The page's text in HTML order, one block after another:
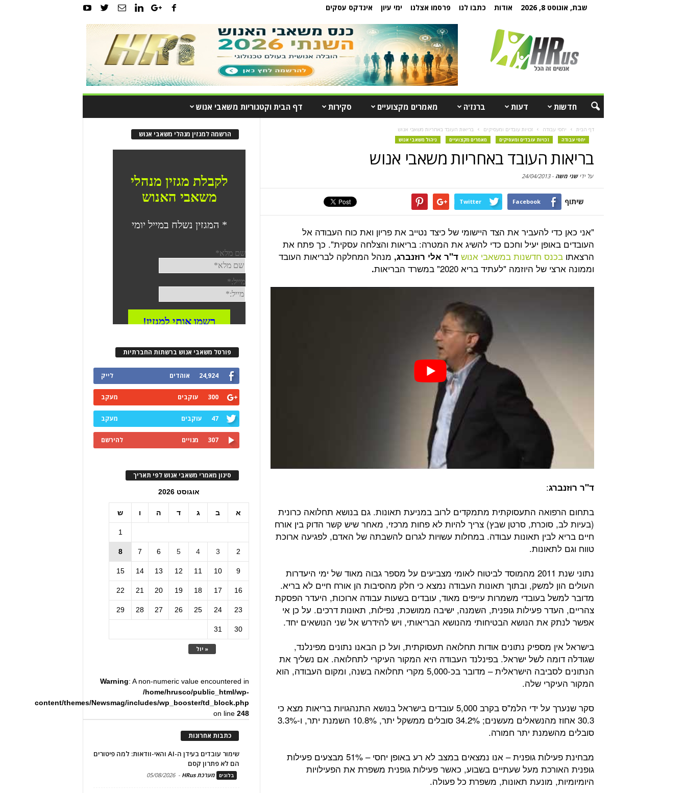
שבת, אוגוסט 8, 2026 אודות כתבו לנו פרסמו אצלנו ימי עיון אינדקס עסקים
חדשות דעות ברנז'ה מאמרים מקצועיים סקירות דף הבית וקטגוריות משאבי אנוש
דף הבית יחסי עבודה זכויות עובדים ומעסיקים בריאות העובד באחריות משאבי אנוש
יחסי עבודה זכויות עובדים ומעסיקים מאמרים מקצועיים ניהול משאבי אנוש
בריאות העובד באחריות משאבי אנוש
על ידישני משה -
24/04/2013
שיתוף Facebook
Twitter
"אני כאן כדי להעביר את הצד היישומי של כיצד נטייב את פריון ואת כוח העבודה אל
העובדים באופן יעיל וחכם כדי להשיג את המטרה: בריאות והצלחה עסקית". כך פתח את
הרצאתו בכנס חדשנות במשאבי אנושד"ר אלי רוזנברג, מנהל המחלקה לבריאות העובד
וממונה ארצי של היוזמה "לעתיד בריא 2020" במשרד הבריאות
.
ד"ר רוזנברג:
בתחום הרפואה התעסוקתית מתמקדים לרוב במניעת תאונות. גם בנושא תחלואה כרונית
(בעיות לב, סוכרת, סרטן שבץ) צריך להיות לא פחות מרכזי, מאחר שיש קשר הדוק בין אורח
חיים בריא לבין תאונות עבודה. במחלות עשויות לגרום להשבתה של האדם, לפגיעה ארוכת
טווח וגם לתאונות.
נתוני שנת 2011 מהמוסד לביטוח לאומי מצביעים על מספר גבוה מאוד של ימי היעדרות
העולים הון למשק, ובתוך תאונות העבודה נמצא כי חלק מהסיבות הן אורח חיים לא בריא.
מדובר למשל בעובדי משמרות עייפים מאוד, עובדים בשעות עבודה ארוכות, היעדר הפסקת
צהריים, העדר פעילות גופנית, השמנה, ישיבה ממושכת, נפילות, תאונות דרכים. על כן אי
אפשר לנתק את הנושא הבטיחותי מהנושא הבריאותי, ויש להידרש אל שני הנושאים יחד.
בישראל אין מספיק נתונים אודות תחלואה תעסוקתית, ועל כן הבאנו נתונים מפינלנד,
שגודלה דומה לשל ישראל. בפינלנד העבודה היא המקור העיקרי לתחלואה. אם נשליך את
הנתונים לסביבה הישראלית – מדובר בכ-5,000 מקרי תחלואה בשנה, ומקום העבודה, הוא
המקור העיקרי שלה.
סקר שנערך על ידי הלמ"ס בקרב 5,000 עובדים בישראל בנושא התנהגויות בריאות מצא כי
30.3 אחוז מהנשאלים מעשנים; 34.2% סובלים ממשקל יתר, 10.8% השמנת יתר, ו-3.3%
סובלים מהשמנת יתר חמורה.
מבחינת פעילות גופנית – אנו נמצאים במצב לא רע באופן יחסי – 51% מבצעים פעילות
גופנית האורכת מעל שעתיים בשבוע, כאשר פעילות גופנית משפרת את הפעילויות
היומיומיות, מונעת תאונות, משפרת כל פעולה.
הרשמה למגזין מנהלי משאבי אנוש
פורטל משאבי אנוש ברשתות החברתיות
24,924 אוהדים לייק
300 עוקבים מעקב
47 עוקבים מעקב
307 מנויים להירשם
סינון מאמרי משאבי אנוש לפי תאריך
אוגוסט 2026
א ב ג ד ה ו ש
« יול
1
2
3
4
5
6
7
8
9
10
11
12
13
14
15
16
17
18
19
20
21
22
23
24
25
26
27
28
29
30
31
Warning: A non-numeric value encountered in
/home/hrusco/public_html/wp-
content/themes/Newsmag/includes/wp_booster/td_block.php
on line248
כתבות אחרונות
שימור עובדים בעידן ה-AI והאי-וודאות: למה פיטורים
הם לא פתרון קסם
בלוגים מערכת HRus -
05/08/2026